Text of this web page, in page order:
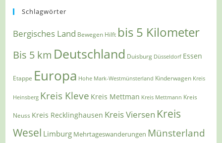
Schlagwörter
Bergisches Land Bewegen Hilft bis 5 Kilometer
Bis 5 km Deutschland Duisburg Düsseldorf Essen
Etappe Europa Hohe Mark-Westmünsterland Kinderwagen Kreis
Heinsberg Kreis Kleve Kreis Mettman Kreis Mettmann Kreis
Neuss Kreis Recklinghausen Kreis Viersen Kreis
Wesel Limburg Mehrtageswanderungen Münsterland